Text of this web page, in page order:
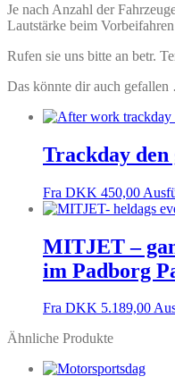
Je nach Anzahl der
Lautstärke beim
Rufen sie uns bitte an betr.
Das könnte dir auch
Trackday den
Fra DKK 450,00
MITJET –
im Padborg
Fra DKK 5.189,00
Ähnliche Produkte